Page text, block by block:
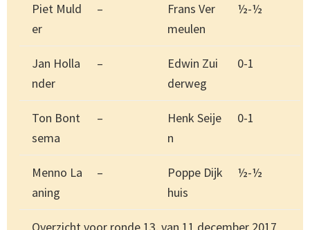
Piet Muld
er
–
Frans Ver
meulen
½-½
Jan Holla
nder
–
Edwin Zui
derweg
0-1
Ton Bont
sema
–
Henk Seije
n
0-1
Menno La
aning
–
Poppe Dijk
huis
½-½